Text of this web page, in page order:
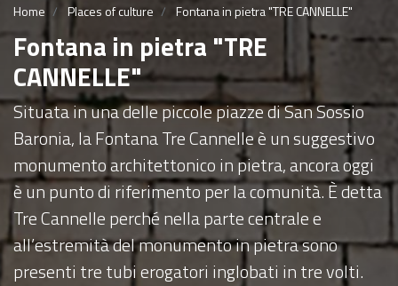
Home Places of culture Fontana in pietra "TRE CANNELLE"
Fontana in pietra "TRE
CANNELLE"
Situata in una delle piccole piazze di San Sossio
Baronia, la Fontana Tre Cannelle è un suggestivo
monumento architettonico in pietra, ancora oggi
è un punto di riferimento per la comunità. È detta
Tre Cannelle perché nella parte centrale e
all’estremità del monumento in pietra sono
presenti tre tubi erogatori inglobati in tre volti.